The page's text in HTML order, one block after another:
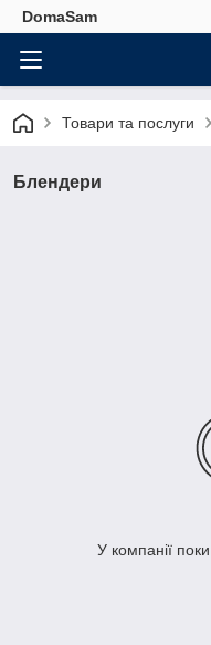
DomaSam
Товари та послуги
Блендери
У компанії